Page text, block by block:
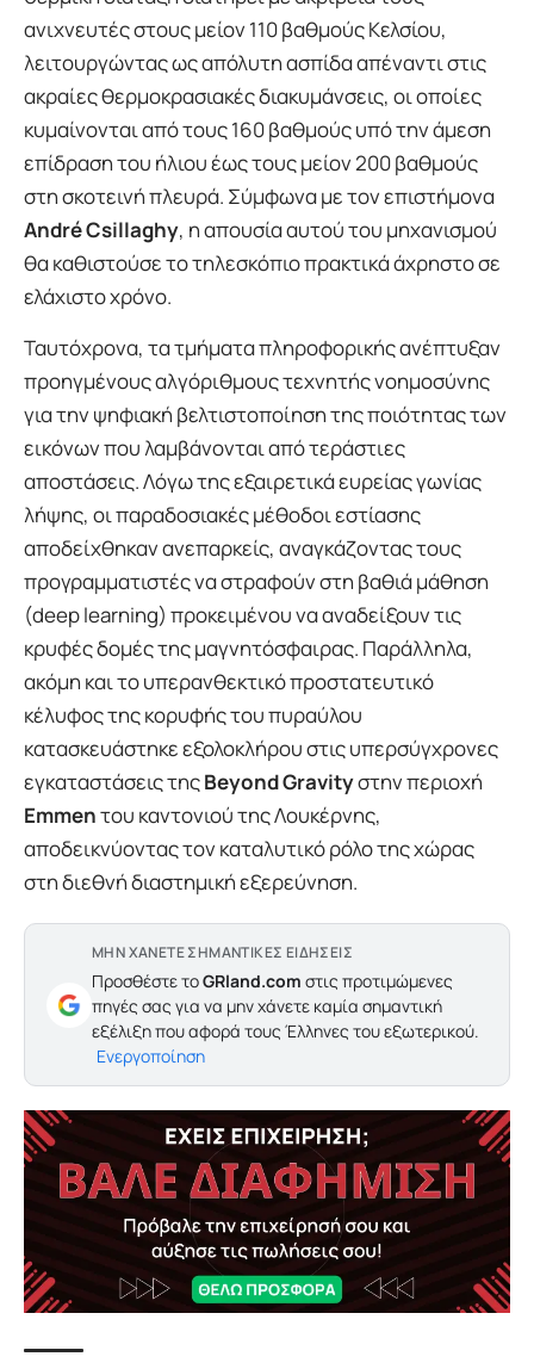
ανιχνευτές στους μείον 110 βαθμούς Κελσίου,
λειτουργώντας ως απόλυτη ασπίδα απέναντι στις
ακραίες θερμοκρασιακές διακυμάνσεις, οι οποίες
κυμαίνονται από τους 160 βαθμούς υπό την άμεση
επίδραση του ήλιου έως τους μείον 200 βαθμούς
στη σκοτεινή πλευρά. Σύμφωνα με τον επιστήμονα
André Csillaghy, η απουσία αυτού του μηχανισμού
θα καθιστούσε το τηλεσκόπιο πρακτικά άχρηστο σε
ελάχιστο χρόνο.
Ταυτόχρονα, τα τμήματα πληροφορικής ανέπτυξαν
προηγμένους αλγόριθμους τεχνητής νοημοσύνης
για την ψηφιακή βελτιστοποίηση της ποιότητας των
εικόνων που λαμβάνονται από τεράστιες
αποστάσεις. Λόγω της εξαιρετικά ευρείας γωνίας
λήψης, οι παραδοσιακές μέθοδοι εστίασης
αποδείχθηκαν ανεπαρκείς, αναγκάζοντας τους
προγραμματιστές να στραφούν στη βαθιά μάθηση
(deep learning) προκειμένου να αναδείξουν τις
κρυφές δομές της μαγνητόσφαιρας. Παράλληλα,
ακόμη και το υπερανθεκτικό προστατευτικό
κέλυφος της κορυφής του πυραύλου
κατασκευάστηκε εξολοκλήρου στις υπερσύγχρονες
εγκαταστάσεις τηςBeyond Gravityστην περιοχή
Emmenτου καντονιού της Λουκέρνης,
αποδεικνύοντας τον καταλυτικό ρόλο της χώρας
στη διεθνή διαστημική εξερεύνηση.
ΜΗΝ ΧΑΝΕΤΕ ΣΗΜΑΝΤΙΚΕΣ ΕΙΔΗΣΕΙΣ
Προσθέστε τοGRland.com στις προτιμώμενες
πηγές σας για να μην χάνετε καμία σημαντική
εξέλιξη που αφορά τους Έλληνες του εξωτερικού.
Ενεργοποίηση